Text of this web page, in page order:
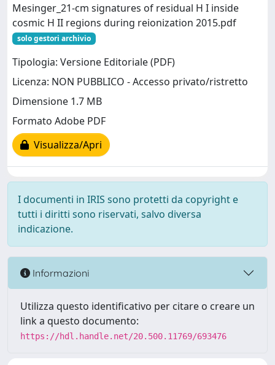
Mesinger_21-cm signatures of residual H I inside
cosmic H II regions during reionization 2015.pdf
solo gestori archivio
Tipologia: Versione Editoriale (PDF)
Licenza: NON PUBBLICO - Accesso privato/ristretto
Dimensione 1.7 MB
Formato Adobe PDF
Visualizza/Apri
I documenti in IRIS sono protetti da copyright e
tutti i diritti sono riservati, salvo diversa
indicazione.
Informazioni
Utilizza questo identificativo per citare o creare un
link a questo documento:
https://hdl.handle.net/20.500.11769/693476